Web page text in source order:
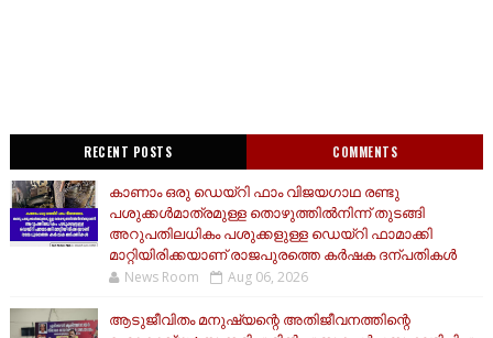
RECENT POSTS COMMENTS
കാണാം ഒരു ഡെയ്‌റി ഫാം വിജയഗാഥ രണ്ടു
പശുക്കൾമാത്രമുള്ള തൊഴുത്തിൽനിന്ന് തുടങ്ങി
അറുപതിലധികം പശുക്കളുള്ള ഡെയ്റി ഫാമാക്കി
മാറ്റിയിരിക്കയാണ് രാജപുരത്തെ കർഷക ദന്പതികൾ
News Room Aug 06, 2026
ആടുജീവിതം മനുഷ്യന്റെ അതിജീവനത്തിന്റെ